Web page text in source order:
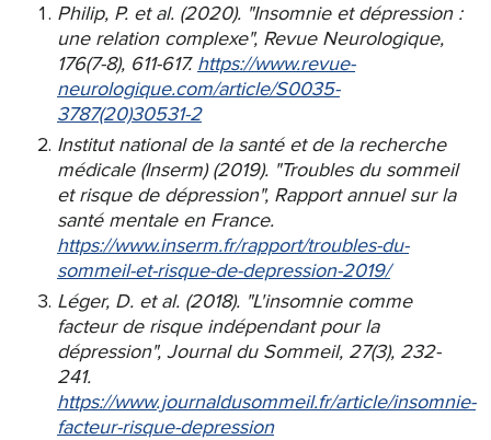
Philip, P. et al. (2020). "Insomnie et dépression :
une relation complexe", Revue Neurologique,
176(7-8), 611-617. https://www.revue-
neurologique.com/article/S0035-
3787(20)30531-2
Institut national de la santé et de la recherche
médicale (Inserm) (2019). "Troubles du sommeil
et risque de dépression", Rapport annuel sur la
santé mentale en France.
https://www.inserm.fr/rapport/troubles-du-
sommeil-et-risque-de-depression-2019/
Léger, D. et al. (2018). "L'insomnie comme
facteur de risque indépendant pour la
dépression", Journal du Sommeil, 27(3), 232-
241.
https://www.journaldusommeil.fr/article/insomnie-
facteur-risque-depression